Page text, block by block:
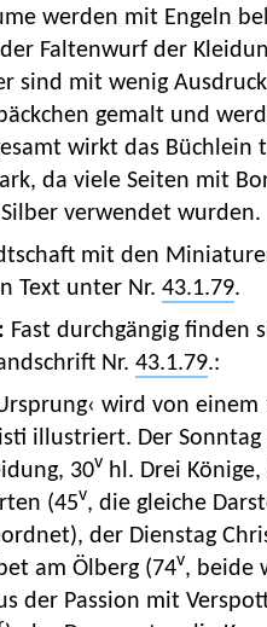
werden mit Engeln
Faltenwurf der
sind mit wenig
gemalt und
wirkt das
da viele Seiten mit
verwendet wurden.
mit den
Text unter Nr. 43.1.79.
Fast durchgängig finden
Nr. 43.1.79.:
wird von
illustriert. Der
30v hl. Drei Könige,
(45v, die gleiche
der Dienstag
am Ölberg (74v, beide
der Passion mit